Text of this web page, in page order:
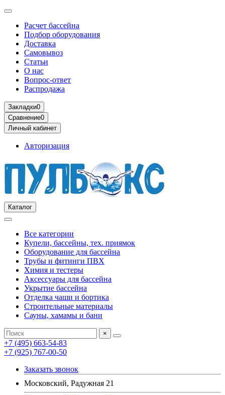
Расчет бассейна
Подбор оборудования
Доставка
Самовывоз
Статьи
О нас
Вопрос-ответ
Распродажа
Закладки0
Сравнение0
Личный кабинет
Авторизация
Каталог
Все категории
Купели, бассейны, тех. приямок
Оборудование для бассейна
Трубы и фитинги ПВХ
Химия и тестеры
Аксессуары для бассейна
Укрытие бассейна
Отделка чаши и бортика
Строительные материалы
Сауны, хамамы и бани
×
+7 (495) 663-54-83
+7 (925) 767-00-50
Заказать звонок
Московский, Радужная 21